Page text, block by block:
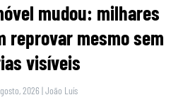
mudou: milhares
reprovar mesmo sem
visíveis
2026 |João Luís